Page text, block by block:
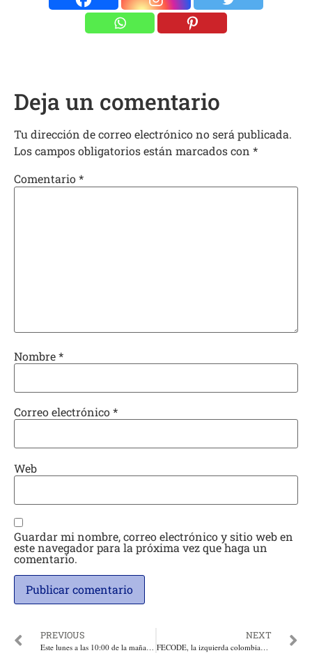
Deja un comentario
Tu dirección de correo electrónico no será publicada.
Los campos obligatorios están marcados con *
Comentario*
Nombre*
Correo electrónico*
Web
Guardar mi nombre, correo electrónico y sitio web en
este navegador para la próxima vez que haga un
comentario.
PREVIOUS
Este lunes a las 10:00 de la mañana se reúnen Dimayor, Federación Colombiana de Fútbol, Acolfutpro para dialogar, con la presencia del Viceministro Carlos Baena como mediador
NEXT
FECODE, la izquierda colombiana y el foro de Sao Paulo. Por: Duván Idárraga